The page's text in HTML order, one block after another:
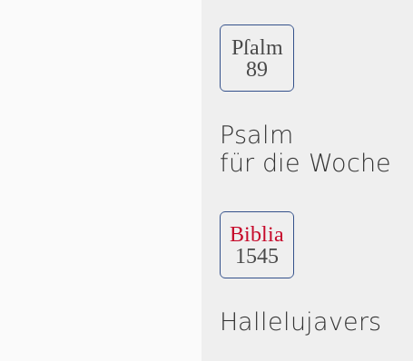
Pſalm
89
Psalm
für die Woche
Biblia
1545
Hallelujavers